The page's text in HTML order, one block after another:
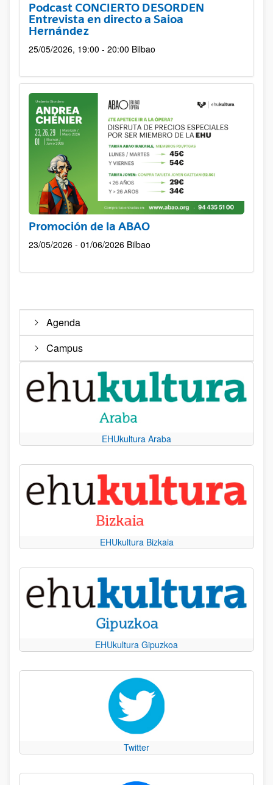
Podcast CONCIERTO DESORDEN
Entrevista en directo a Saioa
Hernández
25/05/2026, 19:00 - 20:00 Bilbao
Promoción de la ABAO
23/05/2026 - 01/06/2026 Bilbao
Agenda
Campus
EHUkultura Araba
EHUkultura Bizkaia
EHUkultura Gipuzkoa
Twitter